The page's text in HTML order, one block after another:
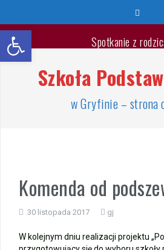
treści
Spotkanie z
Wyprawka
🐳🐚Wspaniałych
Jest takie
Warsztaty
Szkoła
w Gryfinie – strona
Komenda od
30 listopada 2017 gj
W kolejnym dniu realizacji projektu
Otwórz pasek narzędzi